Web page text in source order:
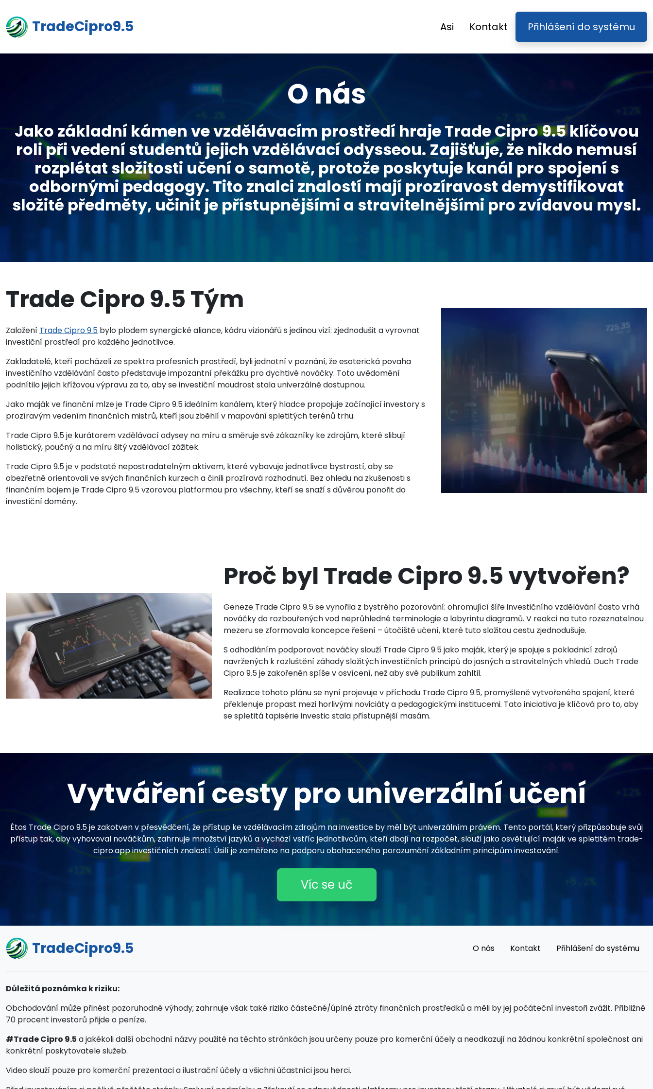
TradeCipro9.5 Asi Kontakt Přihlášení do systému
O nás
Jako základní kámen ve vzdělávacím prostředí hraje Trade Cipro 9.5 klíčovou
roli při vedení studentů jejich vzdělávací odysseou. Zajišťuje, že nikdo nemusí
rozplétat složitosti učení o samotě, protože poskytuje kanál pro spojení s
odbornými pedagogy. Tito znalci znalostí mají prozíravost demystifikovat
složité předměty, učinit je přístupnějšími a stravitelnějšími pro zvídavou mysl.
Trade Cipro 9.5 Tým
Založení Trade Cipro 9.5 bylo plodem synergické aliance, kádru vizionářů s jedinou vizí: zjednodušit a vyrovnat
investiční prostředí pro každého jednotlivce.
Zakladatelé, kteří pocházeli ze spektra profesních prostředí, byli jednotní v poznání, že esoterická povaha
investičního vzdělávání často představuje impozantní překážku pro dychtivé nováčky. Toto uvědomění
podnítilo jejich křížovou výpravu za to, aby se investiční moudrost stala univerzálně dostupnou.
Jako maják ve finanční mlze je Trade Cipro 9.5 ideálním kanálem, který hladce propojuje začínající investory s
prozíravým vedením finančních mistrů, kteří jsou zběhlí v mapování spletitých terénů trhu.
Trade Cipro 9.5 je kurátorem vzdělávací odysey na míru a směruje své zákazníky ke zdrojům, které slibují
holistický, poučný a na míru šitý vzdělávací zážitek.
Trade Cipro 9.5 je v podstatě nepostradatelným aktivem, které vybavuje jednotlivce bystrostí, aby se
obezřetně orientovali ve svých finančních kurzech a činili prozíravá rozhodnutí. Bez ohledu na zkušenosti s
finančním bojem je Trade Cipro 9.5 vzorovou platformou pro všechny, kteří se snaží s důvěrou ponořit do
investiční domény.
Proč byl Trade Cipro 9.5 vytvořen?
Geneze Trade Cipro 9.5 se vynořila z bystrého pozorování: ohromující šíře investičního vzdělávání často vrhá
nováčky do rozbouřených vod neprůhledné terminologie a labyrintu diagramů. V reakci na tuto rozeznatelnou
mezeru se zformovala koncepce řešení – útočiště učení, které tuto složitou cestu zjednodušuje.
S odhodláním podporovat nováčky slouží Trade Cipro 9.5 jako maják, který je spojuje s pokladnicí zdrojů
navržených k rozluštění záhady složitých investičních principů do jasných a stravitelných vhledů. Duch Trade
Cipro 9.5 je zakořeněn spíše v osvícení, než aby své publikum zahltil.
Realizace tohoto plánu se nyní projevuje v příchodu Trade Cipro 9.5, promyšleně vytvořeného spojení, které
překlenuje propast mezi horlivými noviciáty a pedagogickými institucemi. Tato iniciativa je klíčová pro to, aby
se spletitá tapisérie investic stala přístupnější masám.
Vytváření cesty pro univerzální učení
Étos Trade Cipro 9.5 je zakotven v přesvědčení, že přístup ke vzdělávacím zdrojům na investice by měl být univerzálním právem. Tento portál, který přizpůsobuje svůj
přístup tak, aby vyhovoval nováčkům, zahrnuje množství jazyků a vychází vstříc jednotlivcům, kteří dbají na rozpočet, slouží jako osvětlující maják ve spletitém trade-
cipro.app investičních znalostí. Úsilí je zaměřeno na podporu obohaceného porozumění základním principům investování.
Víc se uč
TradeCipro9.5 O nás Kontakt Přihlášení do systému
Důležitá poznámka k riziku:
Obchodování může přinést pozoruhodné výhody; zahrnuje však také riziko částečné/úplné ztráty finančních prostředků a měli by jej počáteční investoři zvážit. Přibližně
70 procent investorů přijde o peníze.
#Trade Cipro 9.5 a jakékoli další obchodní názvy použité na těchto stránkách jsou určeny pouze pro komerční účely a neodkazují na žádnou konkrétní společnost ani
konkrétní poskytovatele služeb.
Video slouží pouze pro komerční prezentaci a ilustrační účely a všichni účastníci jsou herci.